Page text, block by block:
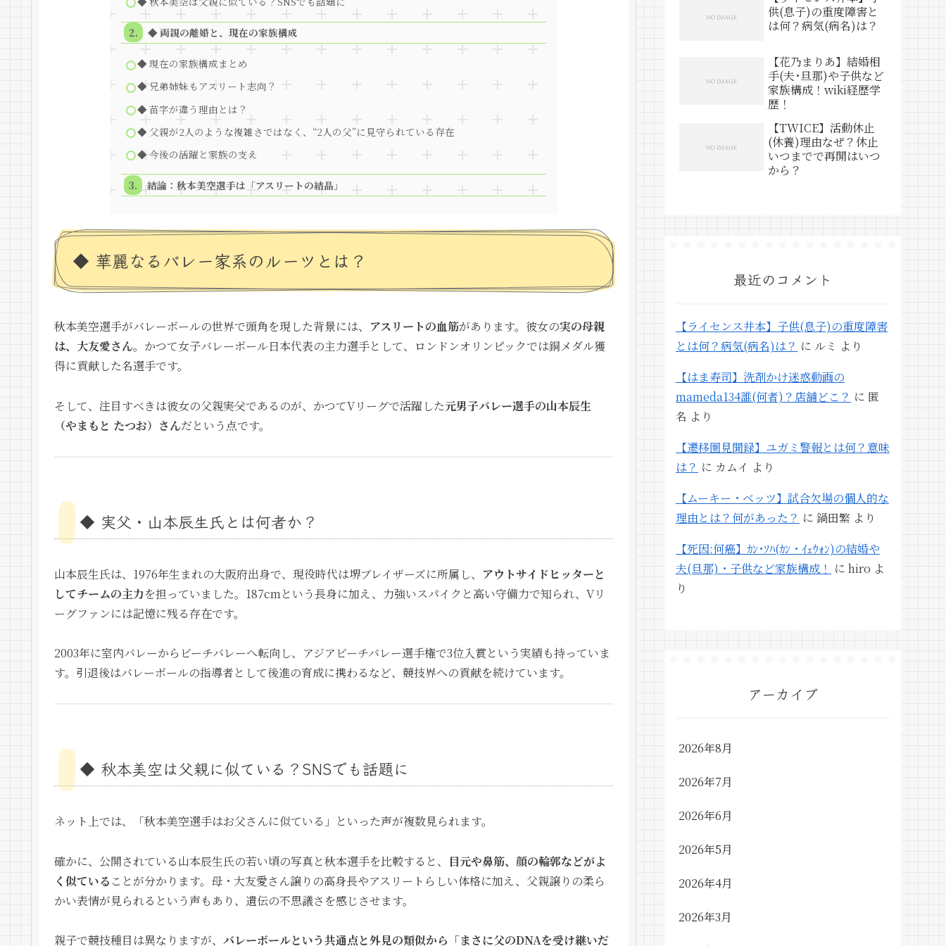
◆ 両親の離婚と、現在の家族構成
◆ 現在の家族構成まとめ
◆ 兄弟姉妹もアスリート志向？
◆ 苗字が違う理由とは？
◆ 父親が2人のような複雑さではなく、“2人の父”に見守られている存在
◆ 今後の活躍と家族の支え
結論：秋本美空選手は「アスリートの結晶」
◆ 華麗なるバレー家系のルーツとは？
秋本美空選手がバレーボールの世界で頭角を現した背景には、 アスリートの血筋があります。彼女の実の母親
は、大友愛さん。かつて女子バレーボール日本代表の主力選手として、ロンドンオリンピックでは銅メダル獲
得に貢献した名選手です。
そして、注目すべきは彼女の父親――実父であるのが、かつてVリーグで活躍した元男子バレー選手の山本辰生
（やまもと たつお）さんだという点です。
◆ 実父・山本辰生氏とは何者か？
山本辰生氏は、1976年生まれの大阪府出身で、現役時代は堺ブレイザーズに所属し、 アウトサイドヒッターと
してチームの主力を担っていました。187cmという長身に加え、力強いスパイクと高い守備力で知られ、Vリ
ーグファンには記憶に残る存在です。
2003年に室内バレーからビーチバレーへ転向し、アジアビーチバレー選手権で3位入賞という実績も持っていま
す。引退後はバレーボールの指導者として後進の育成に携わるなど、競技界への貢献を続けています。
◆ 秋本美空は父親に似ている？SNSでも話題に
ネット上では、「秋本美空選手はお父さんに似ている」といった声が複数見られます。
確かに、公開されている山本辰生氏の若い頃の写真と秋本選手を比較すると、
目元や鼻筋、顔の輪郭などがよ
く似ている ことが分かります。母・大友愛さん譲りの高身長やアスリートらしい体格に加え、父親譲りの柔ら
かい表情が見られるという声もあり、遺伝の不思議さを感じさせます。
親子で競技種目は異なりますが、 バレーボールという共通点と外見の類似から「まさに父のDNAを受け継いだ
供(息子)の重度障害と
は何？病気(病名)は？
【花乃まりあ】結婚相
手(夫･旦那)や子供など
家族構成！wiki経歴学
歴！
【TWICE】活動休止
(休養)理由なぜ？休止
いつまでで再開はいつ
から？
最近のコメント
【ライセンス井本】子供(息子)の重度障害
とは何？病気(病名)は？ に ルミ より
【はま寿司】洗剤かけ迷惑動画の
mameda134誰(何者)？店舗どこ？ に 匿
名 より
【遷移圏見聞録】ユガミ警報とは何？意味
は？ に カムイ より
【ムーキー・ベッツ】試合欠場の個人的な
理由とは？何があった？ に 鍋田繁 より
【死因:何癌】ｶﾝ･ｿﾊ(ｶﾝ・ｲｪｳｫﾝ)の結婚や
夫(旦那)・子供など家族構成！ に hiro よ
り
アーカイブ
2026年8月
2026年7月
2026年6月
2026年5月
2026年4月
2026年3月